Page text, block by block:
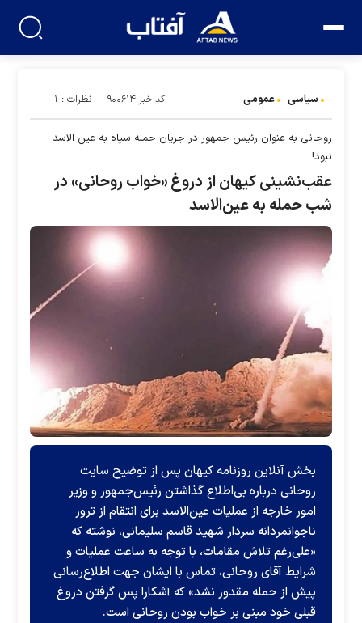
سیاسی عمومی کد خبر:۹۰۰۶۱۴ نظرات : ۱
روحانی به عنوان رئیس جمهور در جریان حمله سپاه به عین الاسد
نبود!
عقب‌نشینی کیهان از دروغ «خواب روحانی» در
شب حمله به عین‌الاسد
بخش آنلاین روزنامه کیهان پس از توضیح سایت
روحانی درباره بی‌اطلاع گذاشتن رئیس‌جمهور و وزیر
امور خارجه از عملیات عین‌الاسد برای انتقام از ترور
ناجوانمردانه سردار شهید قاسم سلیمانی، نوشته که
«علی‌رغم تلاش مقامات، با توجه به ساعت عملیات و
شرایط آقای روحانی، تماس با ایشان جهت اطلاع‌رسانی
پیش از حمله مقدور نشد» که آشکارا پس گرفتن دروغ
قبلی خود مبنی بر خواب بودن روحانی است.